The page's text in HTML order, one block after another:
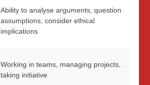
Ability to analyse arguments, question
assumptions, consider ethical
implications
Working in teams, managing projects,
taking initiative